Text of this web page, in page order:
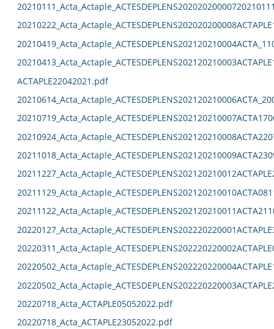
ACTAPLE22042021.pdf
20220718_Acta_ACTAPLE05052022.pdf
20220718_Acta_ACTAPLE23052022.pdf